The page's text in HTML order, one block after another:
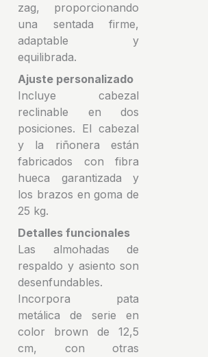
zag, proporcionando
una sentada firme,
adaptable y
equilibrada.
Ajuste personalizado
Incluye cabezal
reclinable en dos
posiciones. El cabezal
y la riñonera están
fabricados con fibra
hueca garantizada y
los brazos en goma de
25 kg.
Detalles funcionales
Las almohadas de
respaldo y asiento son
desenfundables.
Incorpora pata
metálica de serie en
color brown de 12,5
cm, con otras